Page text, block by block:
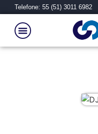
Telefone: 55 (51) 3011 6982